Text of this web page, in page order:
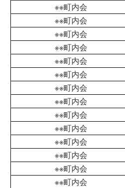
※※町内会
※※町内会
※※町内会
※※町内会
※※町内会
※※町内会
※※町内会
※※町内会
※※町内会
※※町内会
※※町内会
※※町内会
※※町内会
※※町内会